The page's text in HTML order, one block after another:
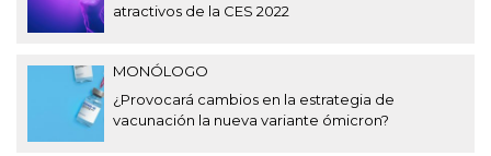
atractivos de la CES 2022
MONÓLOGO
¿Provocará cambios en la estrategia de
vacunación la nueva variante ómicron?